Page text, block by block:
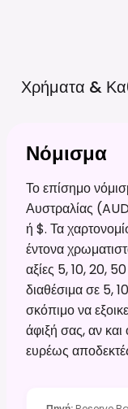
Χρήματα &
Νόμισμα
Το επίσημο
Αυστραλίας
ή $. Τα
έντονα
αξίες 5, 10, 20,
διαθέσιμα σε 5,
σκόπιμο να
άφιξή σας, αν και
ευρέως